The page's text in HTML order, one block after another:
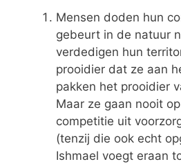
Mensen doden hun
gebeurt in de natuur
verdedigen hun
prooidier dat ze aan
pakken het prooidier
Maar ze gaan nooit
competitie uit
(tenzij die ook echt
Ishmael voegt eraan